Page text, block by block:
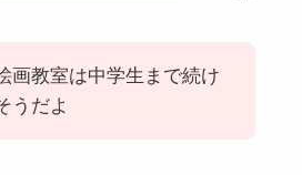
画教室は中学生まで続け
うだよ